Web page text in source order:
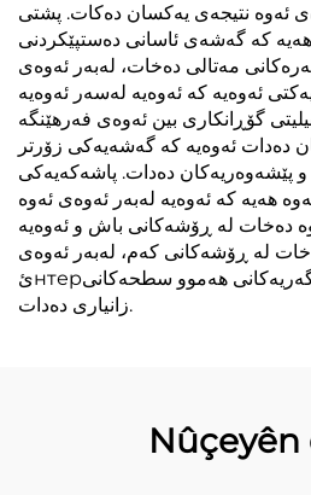
ئەوە نتیجەی یەکسان دەکات. پشتی
کە گەشەی ئاسانی دەستپێکردنی
مەتالی دەخات، لەبەر ئەوەی
ئەوەیە کە ئەوەیە لەسەر ئەوەیە
گۆڕانکاری بین ئەوەی فەرهێنگە
دەدات ئەوەیە کە گەشەیەکی زۆرتر
و پێشەوەریەکان دەدات. پاشەکەیەکی
هەیە کە ئەوەیە لەبەر ئەوەی ئەوە
دەخات لە ڕۆشەکانی باش و ئەوەیە
لە ڕۆشەکانی کەم، لەبەر ئەوەی
ئнтерفەیسێکی ئاسان بۆ کاریگەریەکانی هەموو سطحەکانی
زانیاری دەدات.